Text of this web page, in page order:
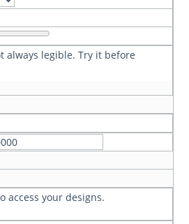
always legible. Try it before
access your designs.